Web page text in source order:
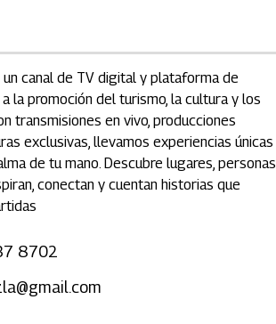
un canal de TV digital y plataforma de
la promoción del turismo, la cultura y los
transmisiones en vivo, producciones
exclusivas, llevamos experiencias únicas
de tu mano. Descubre lugares, personas
conectan y cuentan historias que
8702